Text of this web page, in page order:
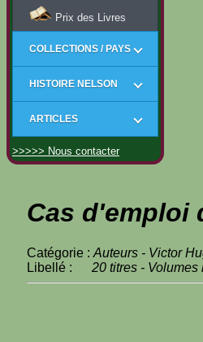
Prix des Livres
COLLECTIONS / PAYS
HISTOIRE NELSON
ARTICLES
>>>>> Nous contacter
Cas d'emploi
Catégorie : Auteurs - Victor
Libellé : 20 titres - Volumes